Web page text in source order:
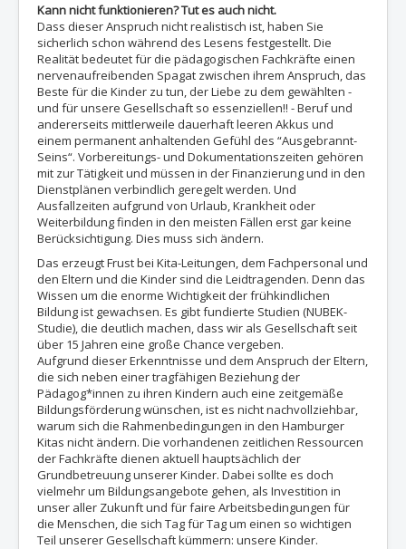
Kann nicht funktionieren? Tut es auch nicht.
Dass dieser Anspruch nicht realistisch ist, haben Sie
sicherlich schon während des Lesens festgestellt. Die
Realität bedeutet für die pädagogischen Fachkräfte einen
nervenaufreibenden Spagat zwischen ihrem Anspruch, das
Beste für die Kinder zu tun, der Liebe zu dem gewählten -
und für unsere Gesellschaft so essenziellen!! - Beruf und
andererseits mittlerweile dauerhaft leeren Akkus und
einem permanent anhaltenden Gefühl des “Ausgebrannt-
Seins“. Vorbereitungs- und Dokumentationszeiten gehören
mit zur Tätigkeit und müssen in der Finanzierung und in den
Dienstplänen verbindlich geregelt werden. Und
Ausfallzeiten aufgrund von Urlaub, Krankheit oder
Weiterbildung finden in den meisten Fällen erst gar keine
Berücksichtigung. Dies muss sich ändern.
Das erzeugt Frust bei Kita-Leitungen, dem Fachpersonal und
den Eltern und die Kinder sind die Leidtragenden. Denn das
Wissen um die enorme Wichtigkeit der frühkindlichen
Bildung ist gewachsen. Es gibt fundierte Studien (NUBEK-
Studie), die deutlich machen, dass wir als Gesellschaft seit
über 15 Jahren eine große Chance vergeben.
Aufgrund dieser Erkenntnisse und dem Anspruch der Eltern,
die sich neben einer tragfähigen Beziehung der
Pädagog*innen zu ihren Kindern auch eine zeitgemäße
Bildungsförderung wünschen, ist es nicht nachvollziehbar,
warum sich die Rahmenbedingungen in den Hamburger
Kitas nicht ändern. Die vorhandenen zeitlichen Ressourcen
der Fachkräfte dienen aktuell hauptsächlich der
Grundbetreuung unserer Kinder. Dabei sollte es doch
vielmehr um Bildungsangebote gehen, als Investition in
unser aller Zukunft und für faire Arbeitsbedingungen für
die Menschen, die sich Tag für Tag um einen so wichtigen
Teil unserer Gesellschaft kümmern: unsere Kinder.